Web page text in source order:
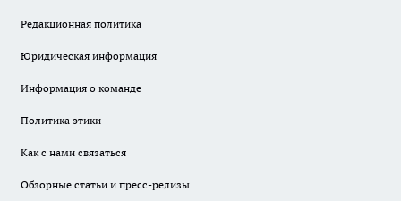
Редакционная политика
Юридическая информация
Информация о команде
Политика этики
Как с нами связаться
Обзорные статьи и пресс-релизы